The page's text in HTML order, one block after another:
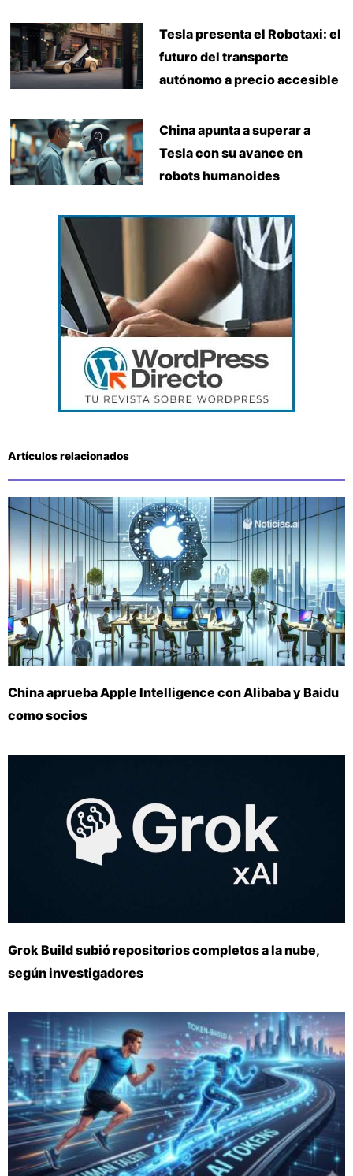
Tesla presenta el Robotaxi: el
futuro del transporte
autónomo a precio accesible
China apunta a superar a
Tesla con su avance en
robots humanoides
Artículos relacionados
China aprueba Apple Intelligence con Alibaba y Baidu
como socios
Grok Build subió repositorios completos a la nube,
según investigadores